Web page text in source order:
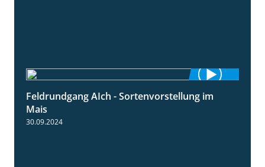
11:24
Feldrundgang AIch - Sortenvorstellung im
Mais
30.09.2024